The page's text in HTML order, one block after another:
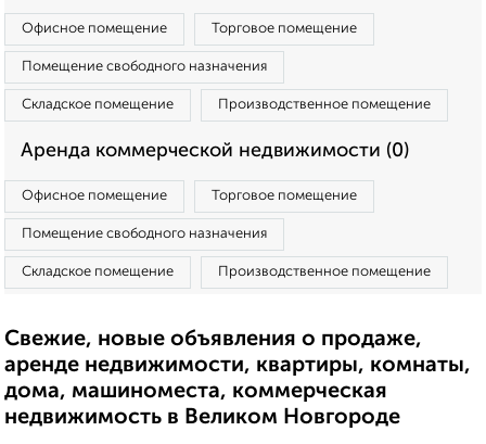
Офисное помещение Торговое помещение
Помещение свободного назначения
Складское помещение Производственное помещение
Аренда коммерческой недвижимости (0)
Офисное помещение Торговое помещение
Помещение свободного назначения
Складское помещение Производственное помещение
Свежие, новые объявления о продаже,
аренде недвижимости, квартиры, комнаты,
дома, машиноместа, коммерческая
недвижимость в Великом Новгороде